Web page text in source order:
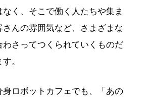
なく、そこで働く人たちや集ま
さんの雰囲気など、さまざまな
わさってつくられていくものだ
。
身ロボットカフェでも、「あの